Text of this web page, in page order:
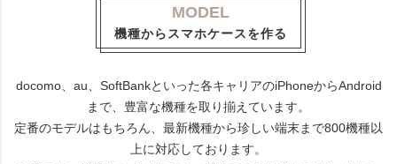
MODEL
機種からスマホケースを作る
docomo、au、SoftBankといった各キャリアのiPhoneからAndroid
まで、豊富な機種を取り揃えています。
定番のモデルはもちろん、最新機種から珍しい端末まで800機種以
上に対応しております。